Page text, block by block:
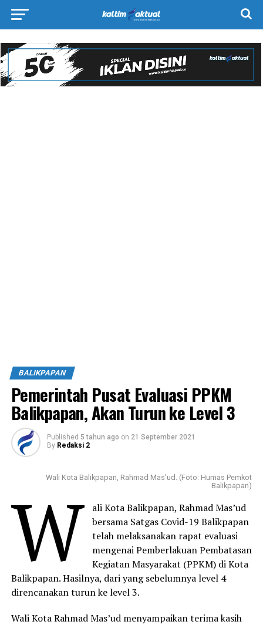
BALIKPAPAN
Pemerintah Pusat Evaluasi PPKM
Balikpapan, Akan Turun ke Level 3
Published 5 tahun ago on 21 September 2021
By Redaksi 2
Wali Kota Balikpapan, Rahmad Mas'ud. (Foto: Humas Pemkot
Balikpapan)
W
ali Kota Balikpapan, Rahmad Mas’ud
bersama Satgas Covid-19 Balikpapan
telah melaksanakan rapat evaluasi
mengenai Pemberlakuan Pembatasan
Kegiatan Masyarakat (PPKM) di Kota
Balikpapan. Hasilnya, dari yang sebelumnya level 4
direncanakan turun ke level 3.
Wali Kota Rahmad Mas’ud menyampaikan terima kasih